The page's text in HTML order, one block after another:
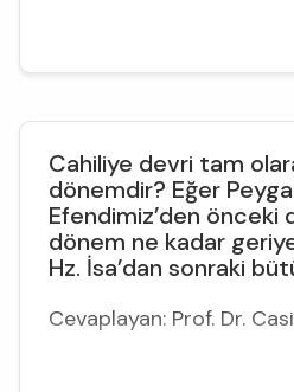
Cahiliye devri tam
dönemdir? Eğer
Efendimiz’den önceki
dönem ne kadar
Hz. İsa’dan sonraki
Cevaplayan: Prof. Dr.